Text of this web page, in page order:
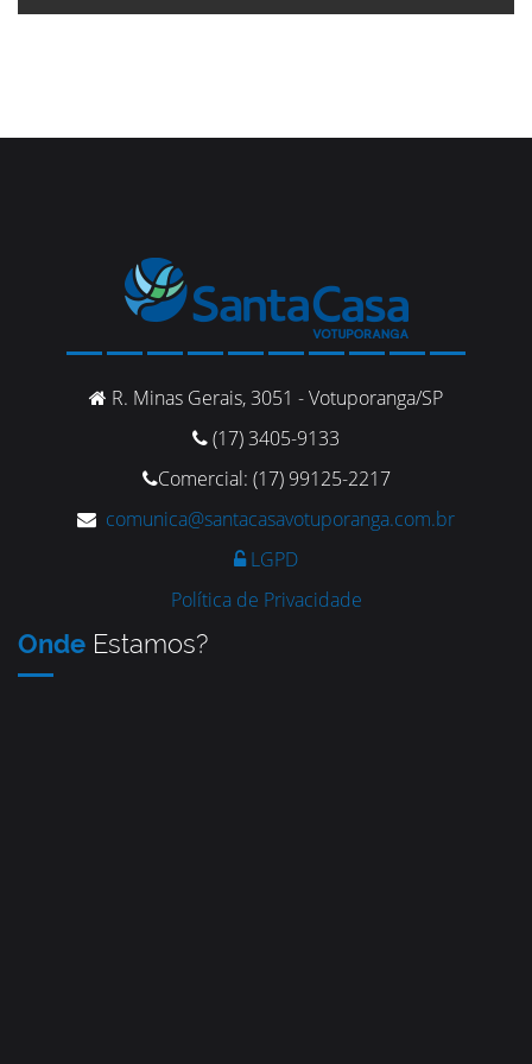
R. Minas Gerais, 3051 - Votuporanga/SP
(17) 3405-9133
Comercial: (17) 99125-2217
comunica@santacasavotuporanga.com.br
LGPD
Política de Privacidade
Onde Estamos?